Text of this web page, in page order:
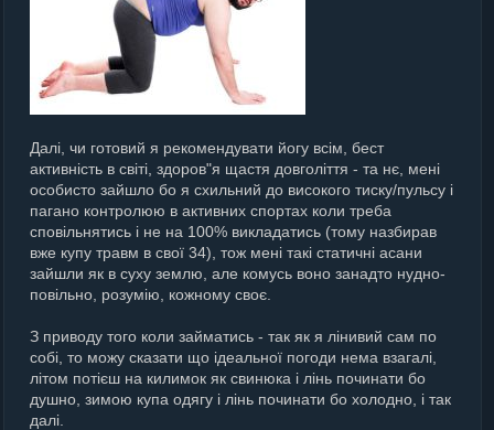
Далі, чи готовий я рекомендувати йогу всім, бест
активність в світі, здоров"я щастя довголіття - та нє, мені
особисто зайшло бо я схильний до високого тиску/пульсу і
пагано контролюю в активних спортах коли треба
сповільнятись і не на 100% викладатись (тому назбирав
вже купу травм в свої 34), тож мені такі статичні асани
зайшли як в суху землю, але комусь воно занадто нудно-
повільно, розумію, кожному своє.
З приводу того коли займатись - так як я лінивий сам по
собі, то можу сказати що ідеальної погоди нема взагалі,
літом потієш на килимок як свинюка і лінь починати бо
душно, зимою купа одягу і лінь починати бо холодно, і так
далі.